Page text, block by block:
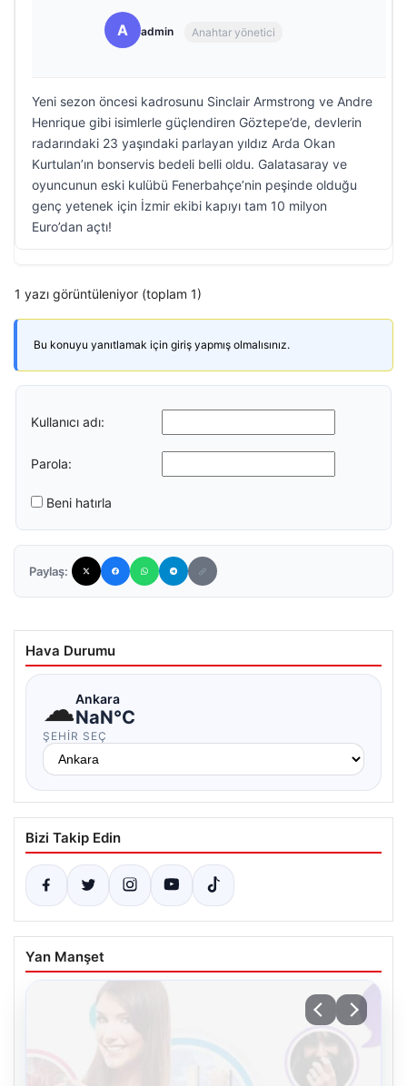
A admin Anahtar yönetici
Yeni sezon öncesi kadrosunu Sinclair Armstrong ve Andre
Henrique gibi isimlerle güçlendiren Göztepe’de, devlerin
radarındaki 23 yaşındaki parlayan yıldız Arda Okan
Kurtulan’ın bonservis bedeli belli oldu. Galatasaray ve
oyuncunun eski kulübü Fenerbahçe’nin peşinde olduğu
genç yetenek için İzmir ekibi kapıyı tam 10 milyon
Euro’dan açtı!
1 yazı görüntüleniyor (toplam 1)
Bu konuyu yanıtlamak için giriş yapmış olmalısınız.
Kullanıcı adı:
Parola:
Beni hatırla
Paylaş:
Hava Durumu
☁Ankara
NaN°C
ŞEHIR SEÇ
Bizi Takip Edin
Yan Manşet